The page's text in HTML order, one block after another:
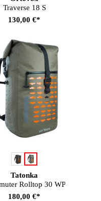
Traverse 18 S
130,00 €*
Tatonka
Rolltop 30 WP
auswählen
180,00 €*